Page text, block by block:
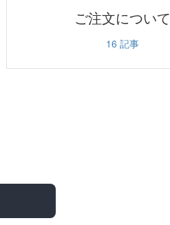
ご注文について
16 記事